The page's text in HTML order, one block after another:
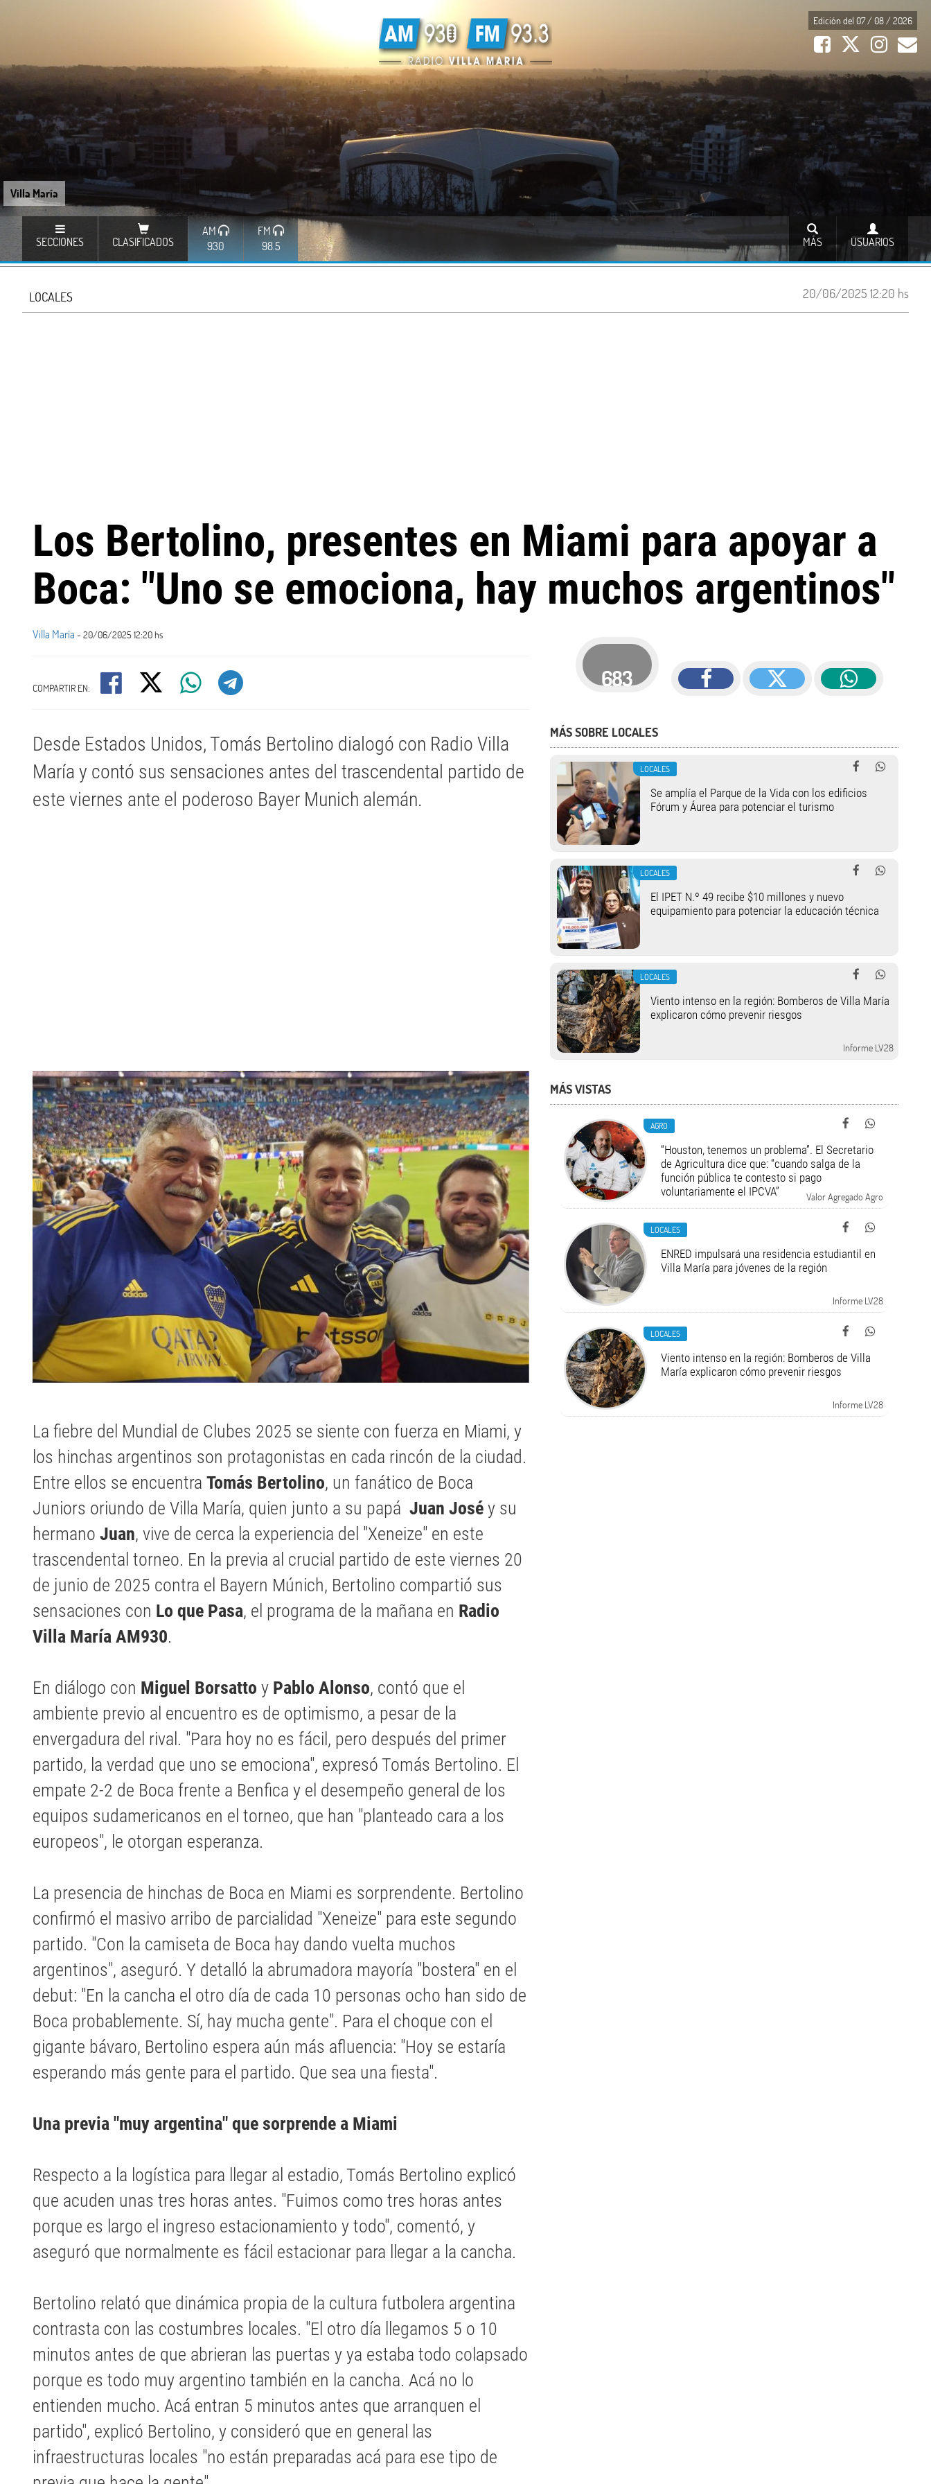
Villa María
Edición del 07 / 08 / 2026
SECCIONES CLASIFICADOS
AM
930
FM
98.5
USUARIOS
MÁS
20/06/2025 12:20 hs
LOCALES
Los Bertolino, presentes en Miami para apoyar a
Boca: "Uno se emociona, hay muchos argentinos"
Villa María - 20/06/2025 12:20 hs
COMPARTIR EN:
Desde Estados Unidos, Tomás Bertolino dialogó con Radio Villa
María y contó sus sensaciones antes del trascendental partido de
este viernes ante el poderoso Bayer Munich alemán.
La fiebre del Mundial de Clubes 2025 se siente con fuerza en Miami, y
los hinchas argentinos son protagonistas en cada rincón de la ciudad.
Entre ellos se encuentra Tomás Bertolino, un fanático de Boca
Juniors oriundo de Villa María, quien junto a su papá Juan José y su
hermano Juan, vive de cerca la experiencia del "Xeneize" en este
trascendental torneo. En la previa al crucial partido de este viernes 20
de junio de 2025 contra el Bayern Múnich, Bertolino compartió sus
sensaciones con Lo que Pasa, el programa de la mañana en Radio
Villa María AM930.
En diálogo con Miguel Borsatto y Pablo Alonso, contó que el
ambiente previo al encuentro es de optimismo, a pesar de la
envergadura del rival. "Para hoy no es fácil, pero después del primer
partido, la verdad que uno se emociona", expresó Tomás Bertolino. El
empate 2-2 de Boca frente a Benfica y el desempeño general de los
equipos sudamericanos en el torneo, que han "planteado cara a los
europeos", le otorgan esperanza.
La presencia de hinchas de Boca en Miami es sorprendente. Bertolino
confirmó el masivo arribo de parcialidad "Xeneize" para este segundo
partido. "Con la camiseta de Boca hay dando vuelta muchos
argentinos", aseguró. Y detalló la abrumadora mayoría "bostera" en el
debut: "En la cancha el otro día de cada 10 personas ocho han sido de
Boca probablemente. Sí, hay mucha gente". Para el choque con el
gigante bávaro, Bertolino espera aún más afluencia: "Hoy se estaría
esperando más gente para el partido. Que sea una fiesta".
Una previa "muy argentina" que sorprende a Miami
Respecto a la logística para llegar al estadio, Tomás Bertolino explicó
que acuden unas tres horas antes. "Fuimos como tres horas antes
porque es largo el ingreso estacionamiento y todo", comentó, y
aseguró que normalmente es fácil estacionar para llegar a la cancha.
Bertolino relató que dinámica propia de la cultura futbolera argentina
contrasta con las costumbres locales. "El otro día llegamos 5 o 10
minutos antes de que abrieran las puertas y ya estaba todo colapsado
porque es todo muy argentino también en la cancha. Acá no lo
entienden mucho. Acá entran 5 minutos antes que arranquen el
partido", explicó Bertolino, y consideró que en general las
infraestructuras locales "no están preparadas acá para ese tipo de
683
MÁS SOBRE LOCALES
LOCALES
Se amplía el Parque de la Vida con los edificios
Fórum y Áurea para potenciar el turismo
LOCALES
El IPET N.º 49 recibe $10 millones y nuevo
equipamiento para potenciar la educación técnica
LOCALES
Viento intenso en la región: Bomberos de Villa María
explicaron cómo prevenir riesgos
Informe LV28
MÁS VISTAS
AGRO
“Houston, tenemos un problema”. El Secretario
de Agricultura dice que: “cuando salga de la
función pública te contesto si pago
voluntariamente el IPCVA”
Valor Agregado Agro
LOCALES
ENRED impulsará una residencia estudiantil en
Villa María para jóvenes de la región
Informe LV28
LOCALES
Viento intenso en la región: Bomberos de Villa
María explicaron cómo prevenir riesgos
Informe LV28